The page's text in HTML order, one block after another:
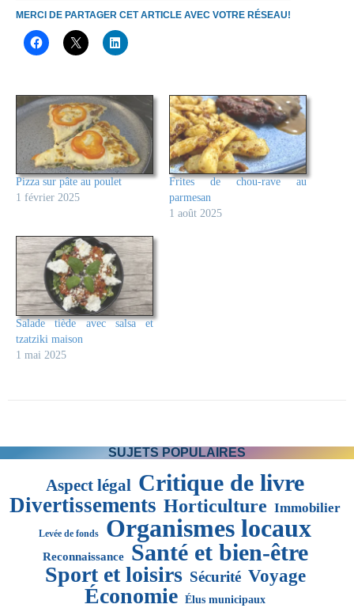
MERCI DE PARTAGER CET ARTICLE AVEC VOTRE RÉSEAU!
Pizza sur pâte au poulet
1 février 2025
Frites de chou-rave au
parmesan
1 août 2025
Salade tiède avec salsa et
tzatziki maison
1 mai 2025
SUJETS POPULAIRES
Aspect légal Critique de livre
Divertissements Horticulture Immobilier
Levée de fonds Organismes locaux
Reconnaissance Santé et bien-être
Sport et loisirs Sécurité Voyage
Économie Élus municipaux